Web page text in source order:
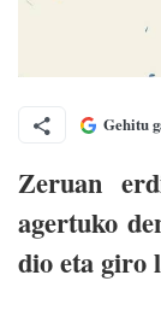
Gehitu
Zeruan
agertuko
dio eta giro